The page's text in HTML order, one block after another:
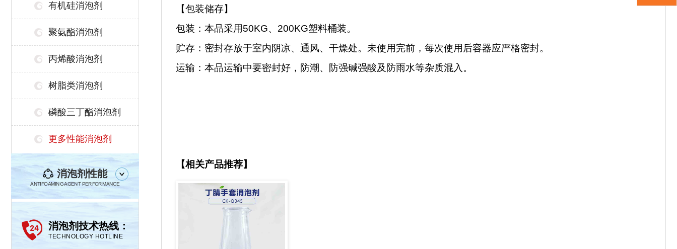
有机硅消泡剂
聚氨酯消泡剂
丙烯酸消泡剂
树脂类消泡剂
磷酸三丁酯消泡剂
更多性能消泡剂
消泡剂性能
ANTIFOAMING AGENT PERFORMANCE
消泡剂技术热线：
TECHNOLOGY HOTLINE
【包装储存】
包装：本品采用50KG、200KG塑料桶装。
贮存：密封存放于室内阴凉、通风、干燥处。未使用完前，每次使用后容器应严格密封。
运输：本品运输中要密封好，防潮、防强碱强酸及防雨水等杂质混入。
【相关产品推荐】